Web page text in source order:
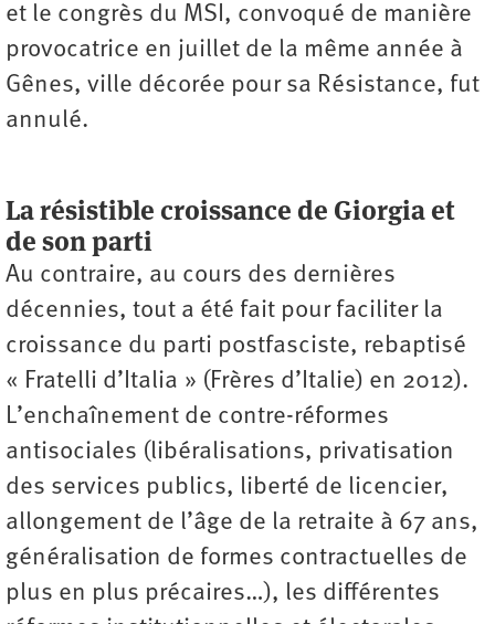
et le congrès du MSI, convoqué de manière
provocatrice en juillet de la même année à
Gênes, ville décorée pour sa Résistance, fut
annulé.
La résistible croissance de Giorgia et
de son parti
Au contraire, au cours des dernières
décennies, tout a été fait pour faciliter la
croissance du parti postfasciste, rebaptisé
« Fratelli d’Italia » (Frères d’Italie) en 2012).
L’enchaînement de contre-réformes
antisociales (libéralisations, privatisation
des services publics, liberté de licencier,
allongement de l’âge de la retraite à 67 ans,
généralisation de formes contractuelles de
plus en plus précaires…), les différentes